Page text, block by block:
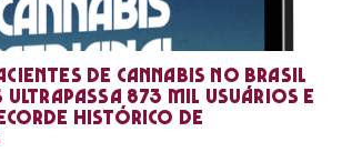
de cannabis no Brasil
ultrapassa 873 mil usuários e
histórico de